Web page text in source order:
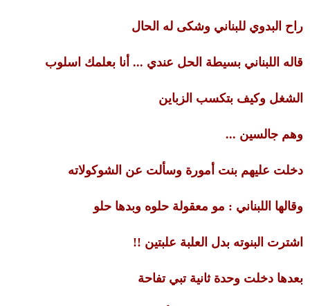
راح البدوي للبناني وشكى له الحال
قاله اللبناني بسيطة الحل عندي ... أنا بعلمك اسلوب
الشغل وكيف بتكسب الزباين
وهم جالسين ...
دخلت عليهم بنت أمورة وسألت عن الشوكولاته
وقالها اللبناني : مو معقولة حلوه وبدها حلو
اشترت البنوته بدل العلبة علبتين !!
بعدها دخلت وحدة ثانية تبي تفاحة